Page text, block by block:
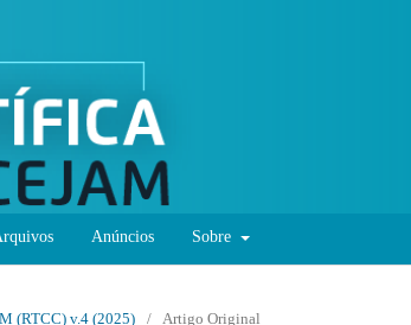
Anúncios Sobre
(RTCC) v.4 (2025) / Artigo Original